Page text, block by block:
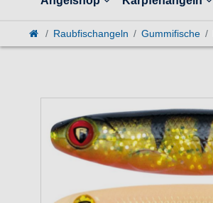
Raubfischangeln Gummifische